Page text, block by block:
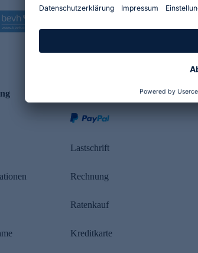
Lastschrift
Rechnung
Ratenkauf
Kreditkarte